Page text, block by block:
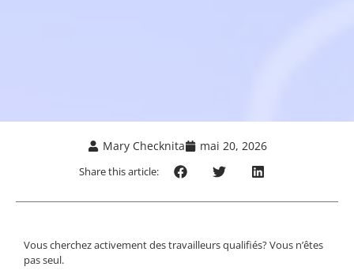
Mary Checknita mai 20, 2026
Share this article:
Vous cherchez activement des travailleurs qualifiés? Vous n’êtes
pas seul.